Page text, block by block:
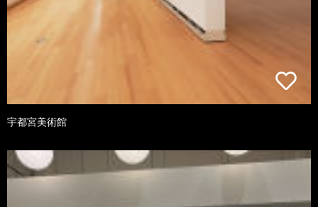
宇都宮美術館